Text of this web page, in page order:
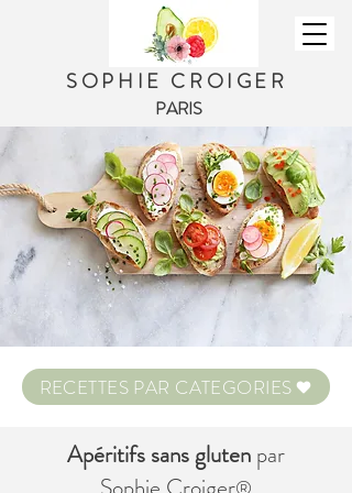
SOPHIE CROIGER
PARIS
RECETTES PAR CATEGORIES
Apéritifs sans gluten par